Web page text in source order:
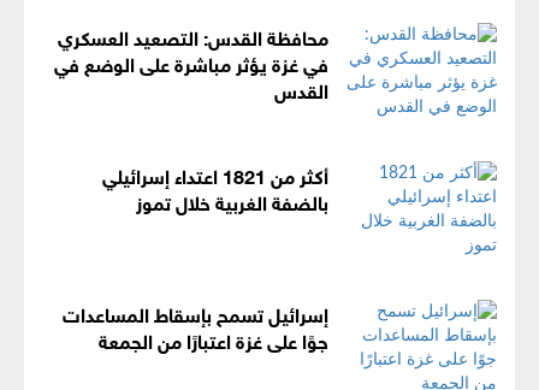
محافظة القدس: التصعيد العسكري
في غزة يؤثر مباشرة على الوضع في
القدس
أكثر من 1821 اعتداء إسرائيلي
بالضفة الغربية خلال تموز
إسرائيل تسمح بإسقاط المساعدات
جوًا على غزة اعتبارًا من الجمعة